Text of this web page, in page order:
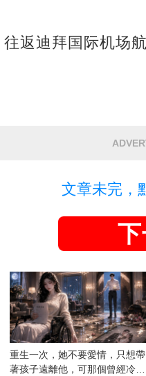
返迪拜国际机场
文章未完，
重生一次，她不要愛情，只想帶
著孩子遠離他，可那個曾經冷漠